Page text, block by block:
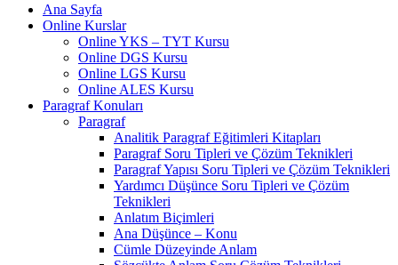
Ana Sayfa
Online Kurslar
Online YKS – TYT Kursu
Online DGS Kursu
Online LGS Kursu
Online ALES Kursu
Paragraf Konuları
Paragraf
Analitik Paragraf Eğitimleri Kitapları
Paragraf Soru Tipleri ve Çözüm Teknikleri
Paragraf Yapısı Soru Tipleri ve Çözüm Teknikleri
Yardımcı Düşünce Soru Tipleri ve Çözüm
Teknikleri
Anlatım Biçimleri
Ana Düşünce – Konu
Cümle Düzeyinde Anlam